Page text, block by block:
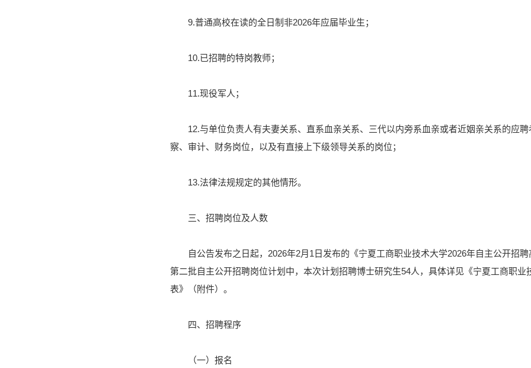
9.普通高校在读的全日制非2026年应届毕业生；
10.已招聘的特岗教师；
11.现役军人；
12.与单位负责人有夫妻关系、直系血亲关系、三代以内旁系血亲或者近姻亲关系的应
察、审计、财务岗位，以及有直接上下级领导关系的岗位；
13.法律法规规定的其他情形。
三、招聘岗位及人数
自公告发布之日起，2026年2月1日发布的《宁夏工商职业技术大学2026年自主公开招
第二批自主公开招聘岗位计划中，本次计划招聘博士研究生54人，具体详见《宁夏工商职
表》（附件）。
四、招聘程序
（一）报名